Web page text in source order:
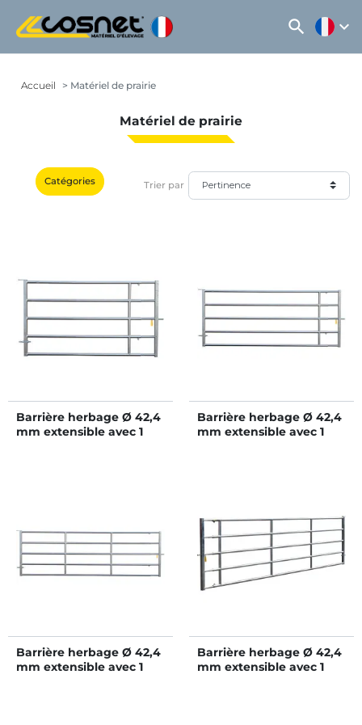
search expand_more
Accueil Matériel de prairie
Matériel de prairie
Catégories Trier par
Barrière herbage Ø 42,4
mm extensible avec 1
Barrière herbage Ø 42,4
mm extensible avec 1
Barrière herbage Ø 42,4
mm extensible avec 1
Barrière herbage Ø 42,4
mm extensible avec 1